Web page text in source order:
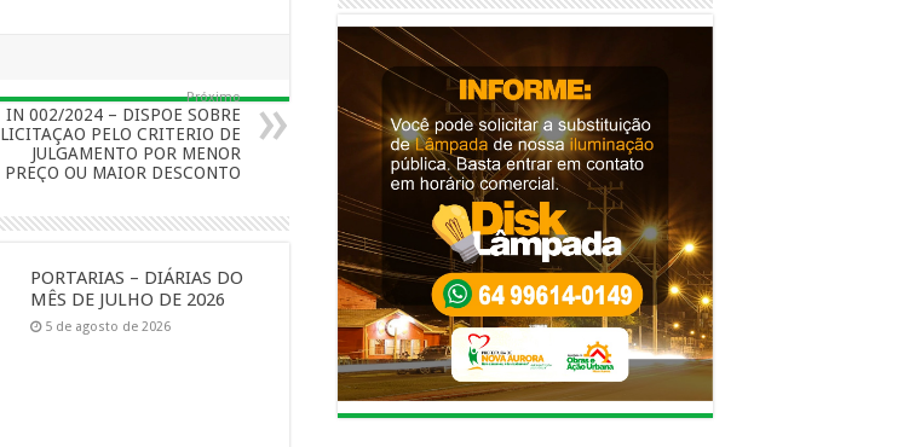
Próximo
IN 002/2024 – DISPOE SOBRE
LICITAÇAO PELO CRITERIO DE
JULGAMENTO POR MENOR
PREÇO OU MAIOR DESCONTO
PORTARIAS – DIÁRIAS DO
MÊS DE JULHO DE 2026
5 de agosto de 2026